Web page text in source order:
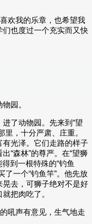
欢我的乐章，也希望我
也度过一个充实而又快
园。
了动物园。先来到“望
里，十分严肃、庄重。
光泽。它们走路的样子
“森林”的尊严。在“望狮
到一根特殊的“钓鱼
了一个“钓鱼竿”。他先放
去，可狮子绝对不是好
把肉吃了。
吼声有意见，生气地走